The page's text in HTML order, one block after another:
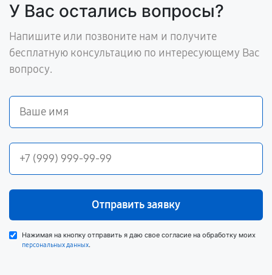
У Вас остались вопросы?
Напишите или позвоните нам и получите
бесплатную консультацию по интересующему Вас
вопросу.
Отправить заявку
Нажимая на кнопку отправить я даю свое согласие на обработку моих
персональных данных.